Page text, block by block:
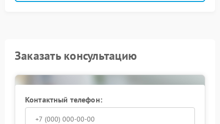
Заказать консультацию
Контактный телефон: